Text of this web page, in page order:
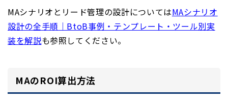
MAシナリオとリード管理の設計についてはMAシナリオ
設計の全手順｜BtoB事例・テンプレート・ツール別実
装を解説も参照してください。
MAのROI算出方法